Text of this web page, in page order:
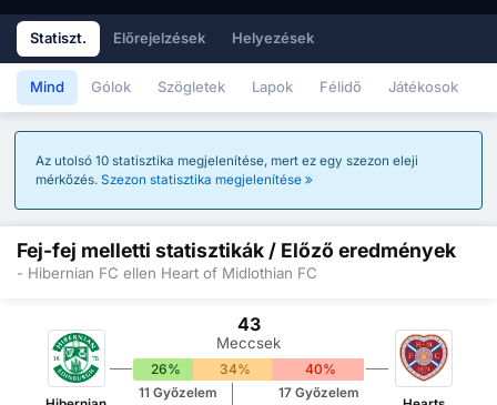
Statiszt. Előrejelzések Helyezések
Mind Gólok Szögletek Lapok Félidő Játékosok
Az utolsó 10 statisztika megjelenítése, mert ez egy szezon eleji
mérkőzés. Szezon statisztika megjelenítése
Fej-fej melletti statisztikák / Előző eredmények
- Hibernian FC ellen Heart of Midlothian FC
43
Meccsek
26% 34% 40%
11 Győzelem
17 Győzelem